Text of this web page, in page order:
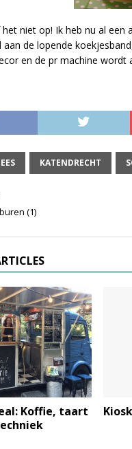
niet op! Ik heb nu al
aan de lopende
en de pr machine
KATENDRECHT
(1)
Koffie, taart